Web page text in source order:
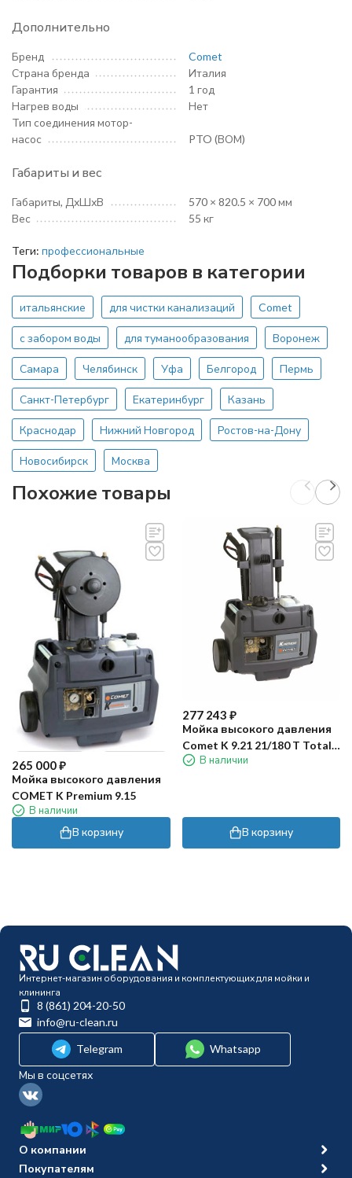
Дополнительно
Бренд
Comet
Страна бренда
Италия
Гарантия
1 год
Нагрев воды
Нет
Тип соединения мотор-
насос
PTO (ВОМ)
Габариты и вес
Габариты, ДхШхВ
570 × 820.5 × 700 мм
Вес
55 кг
Теги: профессиональные
Подборки товаров в категории
итальянские для чистки канализаций Comet
с забором воды для туманообразования Воронеж
Самара Челябинск Уфа Белгород Пермь
Санкт-Петербург Екатеринбург Казань
Краснодар Нижний Новгород Ростов-на-Дону
Новосибирск Москва
Похожие товары
265 000₽
Мойка высокого давления
COMET K Premium 9.15
В наличии
В корзину
277 243 ₽
Мойка высокого давления
Comet K 9.21 21/180 T Total
stopВ наличии
В корзину
Интернет-магазин оборудования и комплектующих для мойки и
клининга
8 (861) 204-20-50
info@ru-clean.ru
Telegram
Whatsapp
Мы в соцсетях
О компании
Покупателям